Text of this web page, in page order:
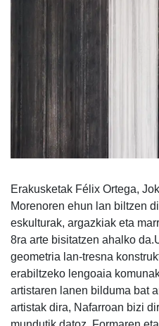
Erakusketak Félix Ortega,
Morenoren ehun lan biltzen
eskulturak, argazkiak eta
8ra arte bisitatzen ahalko
geometria lan-tresna
erabiltzeko lengoaia
artistaren lanen bilduma bat
artistak dira, Nafarroan bizi